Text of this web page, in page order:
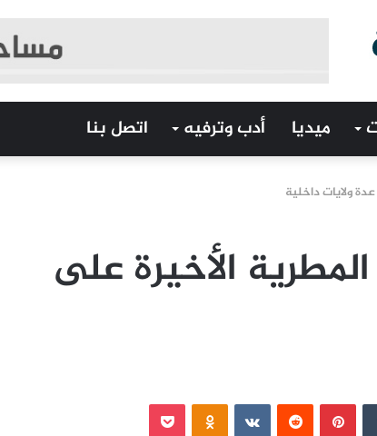
ميديا أدب وترفيه اتصل بنا
ولايات داخلية
الأخيرة على
بينتيريست